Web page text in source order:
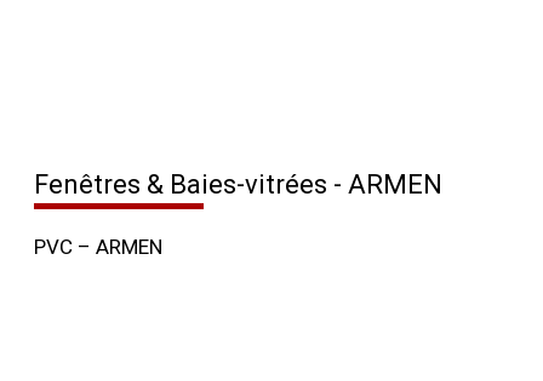
Fenêtres & Baies-vitrées - ARMEN
PVC – ARMEN